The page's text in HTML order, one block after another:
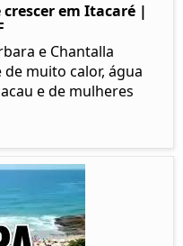
em Itacaré |
e Chantalla
muito calor, água
e de mulheres